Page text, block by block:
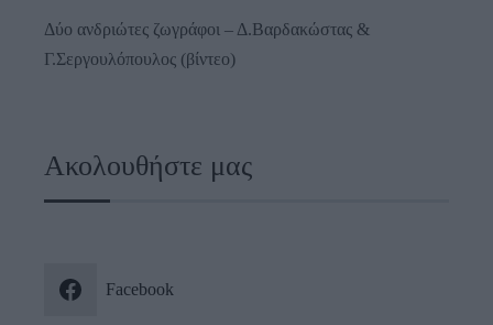
Δύο ανδριώτες ζωγράφοι – Δ.Βαρδακώστας &
Γ.Σεργουλόπουλος (βίντεο)
Ακολουθήστε μας
Facebook